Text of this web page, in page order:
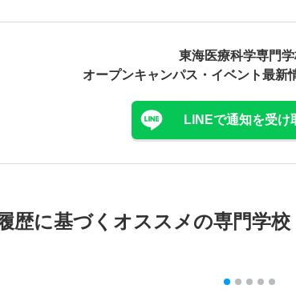
東海医療科学専門
オープンキャンパス・ イベント最新
LINEで通知を受け
歴に基づく オススメの専門学校